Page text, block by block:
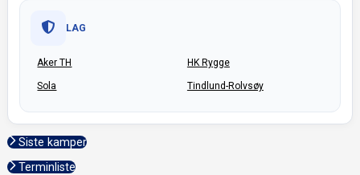
LAG
Aker TH HK Rygge
Sola Tindlund-Rolvsøy
Siste kamper
Terminliste